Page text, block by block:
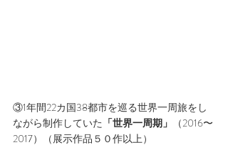
③1年間22カ国38都市を巡る世界一周旅をし
ながら制作していた 「世界一周期」
（2016〜
2017）（展示作品５０作以上）